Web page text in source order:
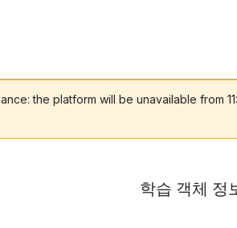
the platform will be unavailable from
학습 객체 정